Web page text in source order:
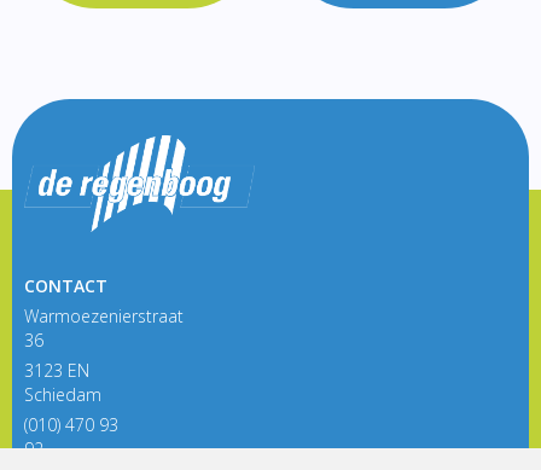
CONTACT
Warmoezenierstraat
36
3123 EN
Schiedam
(010) 470 93
92